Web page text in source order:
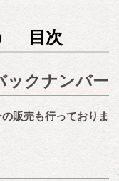
目次
ックナンバー
販売も行っておりま